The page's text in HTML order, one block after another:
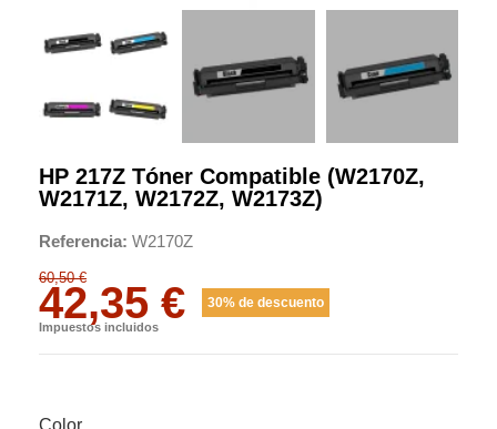
HP 217Z Tóner Compatible (W2170Z,
W2171Z, W2172Z, W2173Z)
Referencia W2170Z
60,50 €
42,35 € 30% de descuento
Impuestos incluidos
Color